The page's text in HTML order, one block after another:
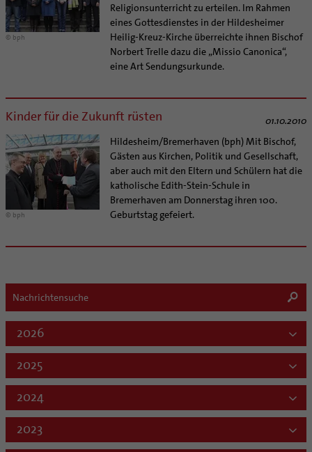
© bph
Religionsunterricht zu erteilen. Im Rahmen
eines Gottesdienstes in der Hildesheimer
Heilig-Kreuz-Kirche überreichte ihnen Bischof
Norbert Trelle dazu die „Missio Canonica“,
eine Art Sendungsurkunde.
Kinder für die Zukunft rüsten 01.10.2010
© bph
Hildesheim/Bremerhaven (bph) Mit Bischof,
Gästen aus Kirchen, Politik und Gesellschaft,
aber auch mit den Eltern und Schülern hat die
katholische Edith-Stein-Schule in
Bremerhaven am Donnerstag ihren 100.
Geburtstag gefeiert.
2026
2025
2024
2023